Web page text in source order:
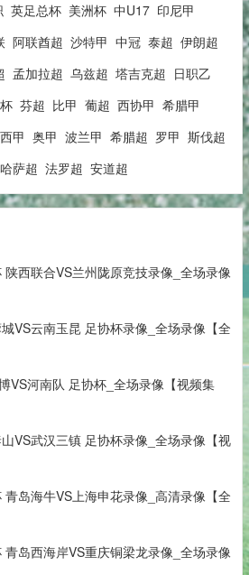
英足总杯 美洲杯 中U17 印尼甲
阿联酋超 沙特甲 中冠 泰超 伊朗超
孟加拉超 乌兹超 塔吉克超 日职乙
芬超 比甲 葡超 西协甲 希腊甲
甲 奥甲 波兰甲 希腊超 罗甲 斯伐超
哈萨超 法罗超 安道超
西联合VS兰州陇原竞技录像_全场录像
VS云南玉昆 足协杯录像_全场录像【全
VS河南队 足协杯_全场录像【视频集
VS武汉三镇 足协杯录像_全场录像【视
岛海牛VS上海申花录像_高清录像【全
岛西海岸VS重庆铜梁龙录像_全场录像